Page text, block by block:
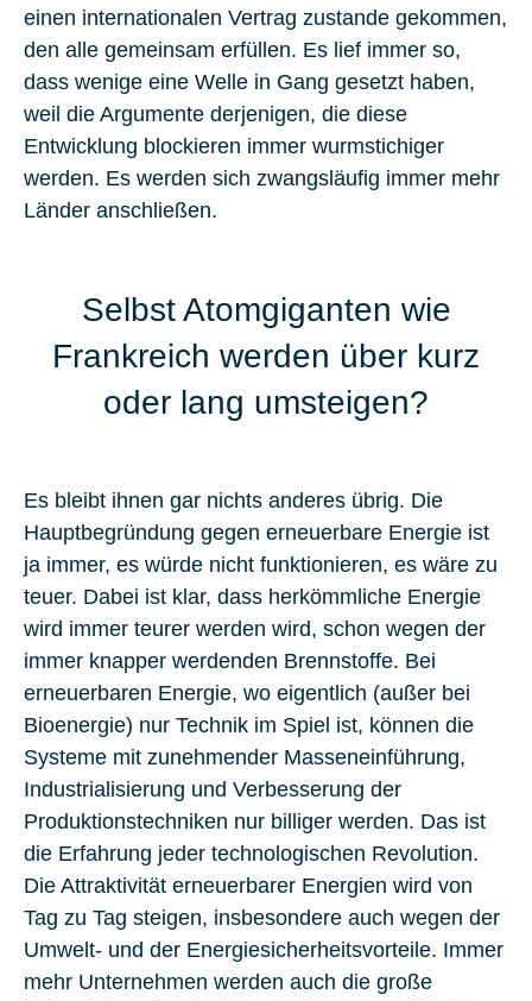
einen internationalen Vertrag zustande gekommen,
den alle gemeinsam erfüllen. Es lief immer so,
dass wenige eine Welle in Gang gesetzt haben,
weil die Argumente derjenigen, die diese
Entwicklung blockieren immer wurmstichiger
werden. Es werden sich zwangsläufig immer mehr
Länder anschließen.
Selbst Atomgiganten wie
Frankreich werden über kurz
oder lang umsteigen?
Es bleibt ihnen gar nichts anderes übrig. Die
Hauptbegründung gegen erneuerbare Energie ist
ja immer, es würde nicht funktionieren, es wäre zu
teuer. Dabei ist klar, dass herkömmliche Energie
wird immer teurer werden wird, schon wegen der
immer knapper werdenden Brennstoffe. Bei
erneuerbaren Energie, wo eigentlich (außer bei
Bioenergie) nur Technik im Spiel ist, können die
Systeme mit zunehmender Masseneinführung,
Industrialisierung und Verbesserung der
Produktionstechniken nur billiger werden. Das ist
die Erfahrung jeder technologischen Revolution.
Die Attraktivität erneuerbarer Energien wird von
Tag zu Tag steigen, insbesondere auch wegen der
Umwelt- und der Energiesicherheitsvorteile. Immer
mehr Unternehmen werden auch die große